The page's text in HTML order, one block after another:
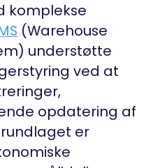
komplekse
(Warehouse
understøtte
ved at
opdatering af
er